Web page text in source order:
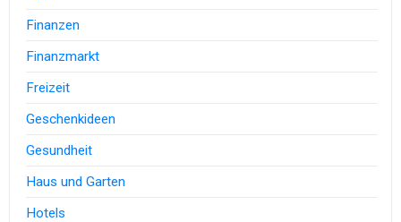
Finanzen
Finanzmarkt
Freizeit
Geschenkideen
Gesundheit
Haus und Garten
Hotels